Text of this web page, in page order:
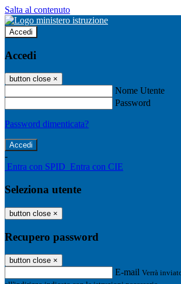
Salta al contenuto
Accedi
Accedi
button close ×
Nome Utente
Password
Password dimenticata?
-
Entra con SPID Entra con CIE
Seleziona utente
button close ×
Recupero password
button close ×
E-mail Verrà